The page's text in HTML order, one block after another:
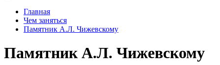
Главная
Чем заняться
Памятник А.Л. Чижевскому
Памятник А.Л. Чижевскому